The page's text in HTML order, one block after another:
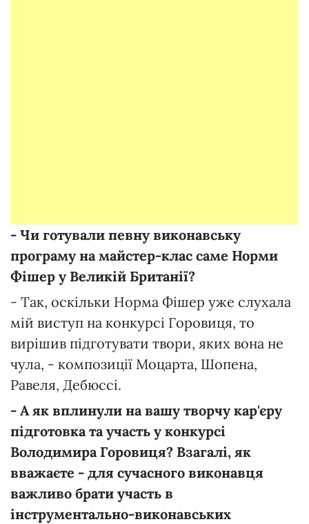
- Чи готували певну виконавську
програму на майстер-клас саме Норми
Фішер у Великій Британії?
- Так, оскільки Норма Фішер уже слухала
мій виступ на конкурсі Горовиця, то
вирішив підготувати твори, яких вона не
чула, - композиції Моцарта, Шопена,
Равеля, Дебюссі.
- А як вплинули на вашу творчу кар'єру
підготовка та участь у конкурсі
Володимира Горовиця? Взагалі, як
вважаєте - для сучасного виконавця
важливо брати участь в
інструментально-виконавських